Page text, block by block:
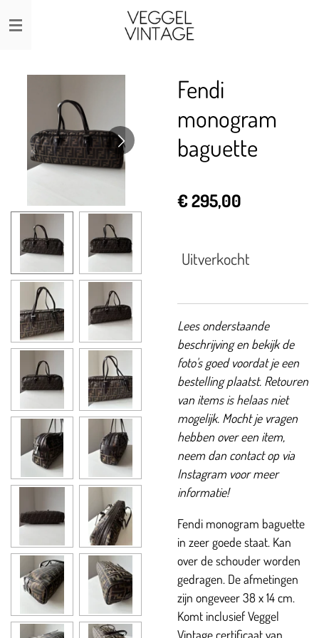
Ga
direct
Fendi
monogram
baguette
€ 295,00
Uitverkocht
Lees onderstaande
beschrijving en bekijk de
foto's goed voordat je een
bestelling plaatst. Retouren
van items is helaas niet
mogelijk. Mocht je vragen
hebben over een item,
neem dan contact op via
Instagram voor meer
informatie!
Fendi monogram baguette
in zeer goede staat. Kan
over de schouder worden
gedragen. De afmetingen
zijn ongeveer 38 x 14 cm.
Komt inclusief Veggel
Vintage certificaat van